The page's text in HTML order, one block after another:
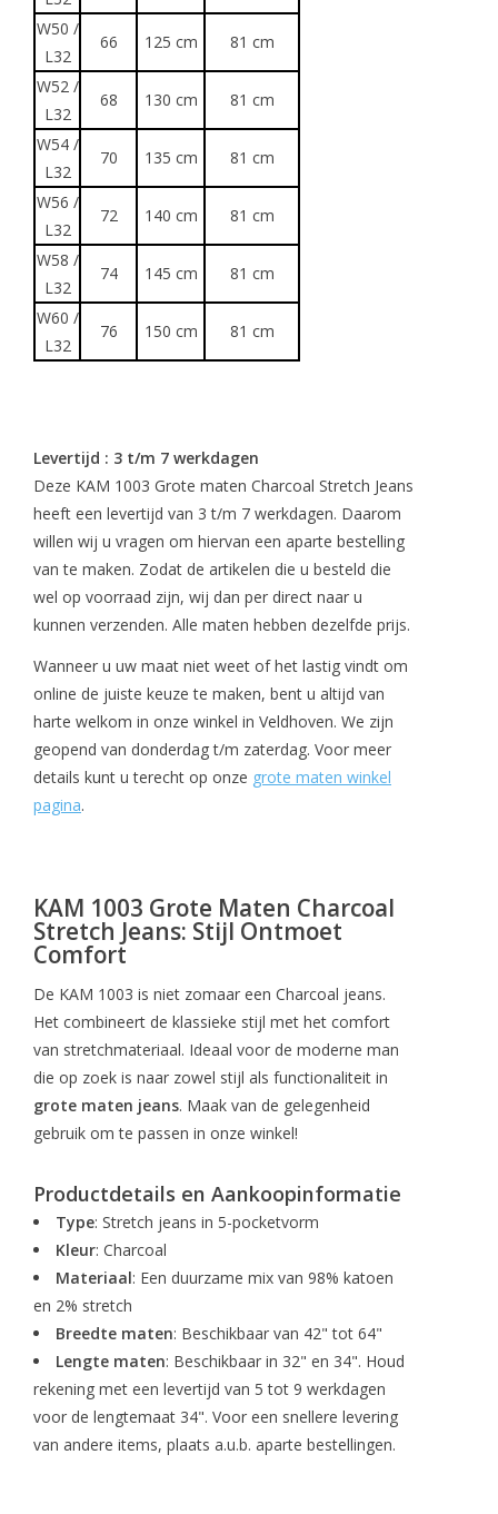
W50 /
L32
66 125 cm 81 cm
W52 /
L32
68 130 cm 81 cm
W54 /
L32
70 135 cm 81 cm
W56 /
L32
72 140 cm 81 cm
W58 /
L32
74 145 cm 81 cm
W60 /
L32
76 150 cm 81 cm
Levertijd : 3 t/m 7 werkdagen
Deze KAM 1003 Grote maten Charcoal Stretch Jeans
heeft een levertijd van 3 t/m 7 werkdagen. Daarom
willen wij u vragen om hiervan een aparte bestelling
van te maken. Zodat de artikelen die u besteld die
wel op voorraad zijn, wij dan per direct naar u
kunnen verzenden. Alle maten hebben dezelfde prijs.
Wanneer u uw maat niet weet of het lastig vindt om
online de juiste keuze te maken, bent u altijd van
harte welkom in onze winkel in Veldhoven. We zijn
geopend van donderdag t/m zaterdag. Voor meer
details kunt u terecht op onze grote maten winkel
pagina.
KAM 1003 Grote Maten Charcoal
Stretch Jeans: Stijl Ontmoet
Comfort
De KAM 1003 is niet zomaar een Charcoal jeans.
Het combineert de klassieke stijl met het comfort
van stretchmateriaal. Ideaal voor de moderne man
die op zoek is naar zowel stijl als functionaliteit in
grote maten jeans. Maak van de gelegenheid
gebruik om te passen in onze winkel!
Productdetails en Aankoopinformatie
Type: Stretch jeans in 5-pocketvorm
Kleur: Charcoal
Materiaal: Een duurzame mix van 98% katoen
en 2% stretch
Breedte maten: Beschikbaar van 42" tot 64"
Lengte maten: Beschikbaar in 32" en 34". Houd
rekening met een levertijd van 5 tot 9 werkdagen
voor de lengtemaat 34". Voor een snellere levering
van andere items, plaats a.u.b. aparte bestellingen.